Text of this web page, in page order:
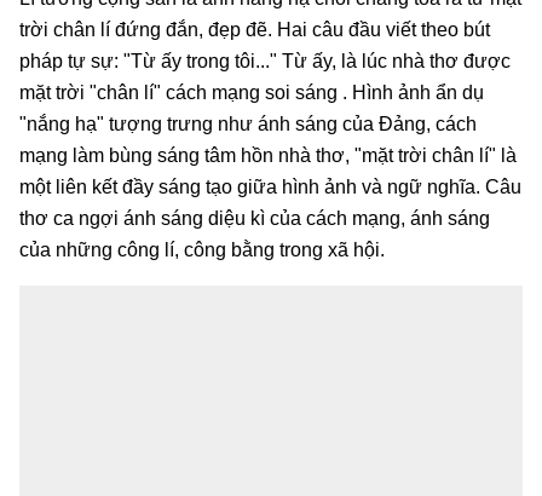
trời chân lí đứng đắn, đẹp đẽ. Hai câu đầu viết theo bút
pháp tự sự: "Từ ấy trong tôi..." Từ ấy, là lúc nhà thơ được
mặt trời "chân lí" cách mạng soi sáng . Hình ảnh ẩn dụ
"nắng hạ" tượng trưng như ánh sáng của Đảng, cách
mạng làm bùng sáng tâm hồn nhà thơ, "mặt trời chân lí" là
một liên kết đầy sáng tạo giữa hình ảnh và ngữ nghĩa. Câu
thơ ca ngợi ánh sáng diệu kì của cách mạng, ánh sáng
của những công lí, công bằng trong xã hội.